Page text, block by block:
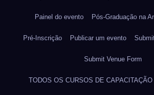
Painel do evento Pós-Graduação na
Pré-Inscrição Publicar um evento
Submit Venue Form
TODOS OS CURSOS DE